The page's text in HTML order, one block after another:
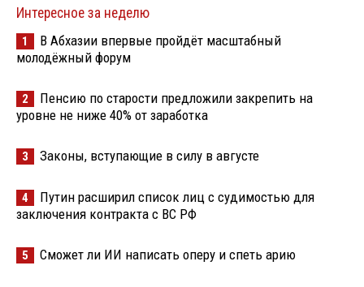
Интересное за неделю
1
В Абхазии впервые пройдёт масштабный
молодёжный форум
2
Пенсию по старости предложили закрепить на
уровне не ниже 40% от заработка
3 Законы, вступающие в силу в августе
4
Путин расширил список лиц с судимостью для
заключения контракта с ВС РФ
5 Сможет ли ИИ написать оперу и спеть арию